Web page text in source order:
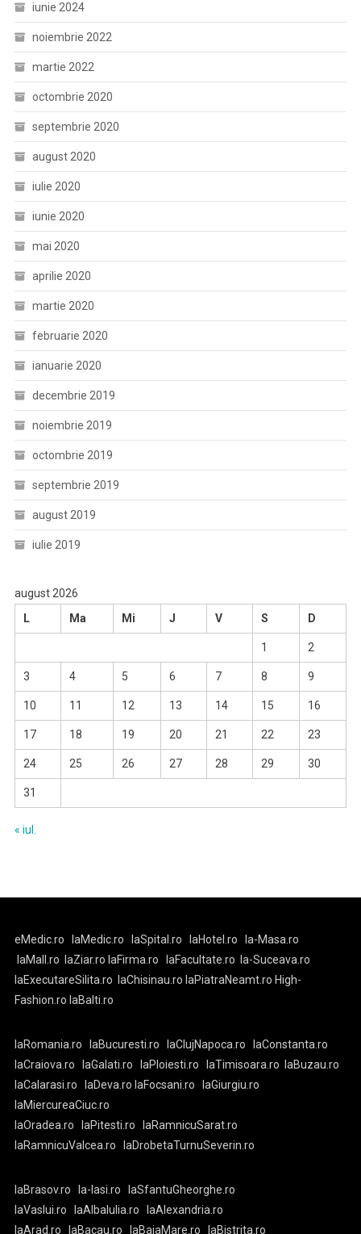
iunie 2024
noiembrie 2022
martie 2022
octombrie 2020
septembrie 2020
august 2020
iulie 2020
iunie 2020
mai 2020
aprilie 2020
martie 2020
februarie 2020
ianuarie 2020
decembrie 2019
noiembrie 2019
octombrie 2019
septembrie 2019
august 2019
iulie 2019
august 2026
L
Ma Mi J V S D
1 2
3 4 5 6 7 8 9
10 11 12 13 14 15 16
17 18 19 20 21 22 23
24 25 26 27 28 29 30
31
« iul.
eMedic.ro laMedic.ro laSpital.ro laHotel.ro
la-Masa.ro
laMall.ro
laZiar.ro laFirma.ro laFacultate.ro
la-Suceava.ro
laExecutareSilita.ro
laChisinau.ro laPiatraNeamt.ro High-
Fashion.ro laBalti.ro
laRomania.ro laBucuresti.ro laClujNapoca.ro
laConstanta.ro
laCraiova.ro
laGalati.ro laPloiesti.ro laTimisoara.ro
laBuzau.ro
laCalarasi.ro
laDeva.ro laFocsani.ro
laGiurgiu.ro
laMiercureaCiuc.ro
laOradea.ro
laPitesti.ro
laRamnicuSarat.ro
laRamnicuValcea.ro
laDrobetaTurnuSeverin.ro
laBrasov.ro la-Iasi.ro
laSfantuGheorghe.ro
laVaslui.ro
laAlbaIulia.ro
laAlexandria.ro
laArad.ro
laBacau.ro laBaiaMare.ro laBistrita.ro